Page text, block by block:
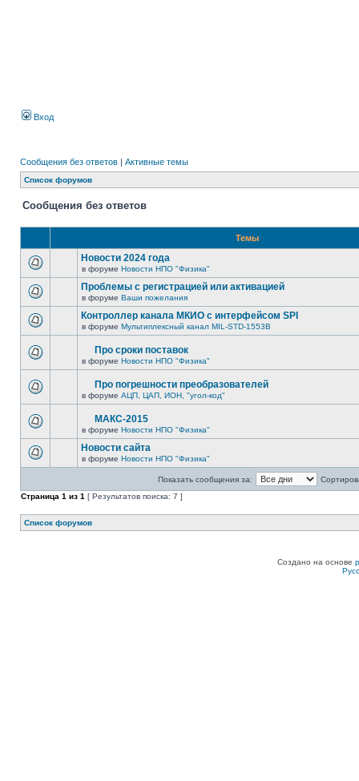
Вход
Сообщения без ответов | Активные темы
Список форумов
Сообщения без ответов
Темы
Новости 2024 года
в форуме Новости НПО "Физика"
Проблемы с регистрацией или активацией
в форуме Ваши пожелания
Контроллер канала МКИО с интерфейсом SPI
в форуме Мультиплексный канал MIL-STD-1553B
Про сроки поставок
в форуме Новости НПО "Физика"
Про погрешности преобразователей
в форуме АЦП, ЦАП, ИОН, "угол-код"
МАКС-2015
в форуме Новости НПО "Физика"
Новости сайта
в форуме Новости НПО "Физика"
Показать сообщения за:
Страница 1 из 1 [ Результатов поиска: 7 ]
Список форумов
Создано на основе